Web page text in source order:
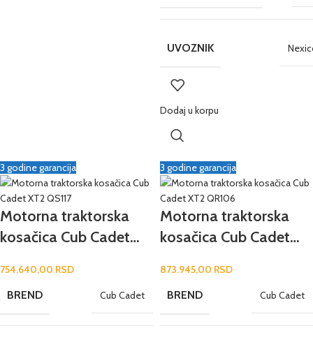
UVOZNIK
Dodaj u korpu
3 godine garancija
Motorna traktorska
kosačica Cub Cadet
754.640,00 RSD
BREND Cub Cadet
3 godine garancija
Motorna traktorska
kosačica Cub Cadet
873.945,00 RSD
BREND Cub Cadet